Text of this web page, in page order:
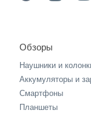
Обзоры
Наушники и
Аккумуляторы и
Смартфоны
Планшеты